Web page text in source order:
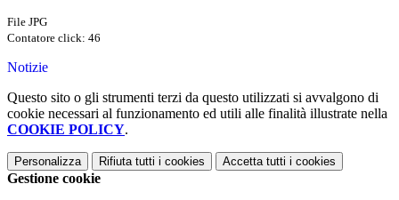
File JPG
Contatore click: 46
Notizie
Questo sito o gli strumenti terzi da questo utilizzati si avvalgono di
cookie necessari al funzionamento ed utili alle finalità illustrate nella
COOKIE POLICY.
Personalizza Rifiuta tutti i cookies Accetta tutti i cookies
Gestione cookie